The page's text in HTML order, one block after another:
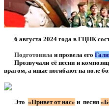
6 августа 2024 года в ГЦНК
Подготовила и провела его
Прозвучали её песни и
врагом, а иные погибают на поле
Это «Привет от нас» и песня